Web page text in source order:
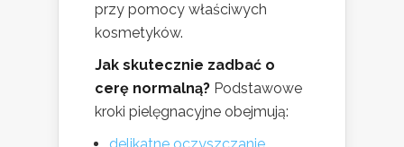
przy pomocy właściwych
kosmetyków.
Jak skutecznie zadbać o
cerę normalną? Podstawowe
kroki pielęgnacyjne obejmują: